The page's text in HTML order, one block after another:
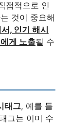
접적으로 인
것이 중요해
, 인기 해시
게 노출될 수
태그, 예를 들
그는 이미 수